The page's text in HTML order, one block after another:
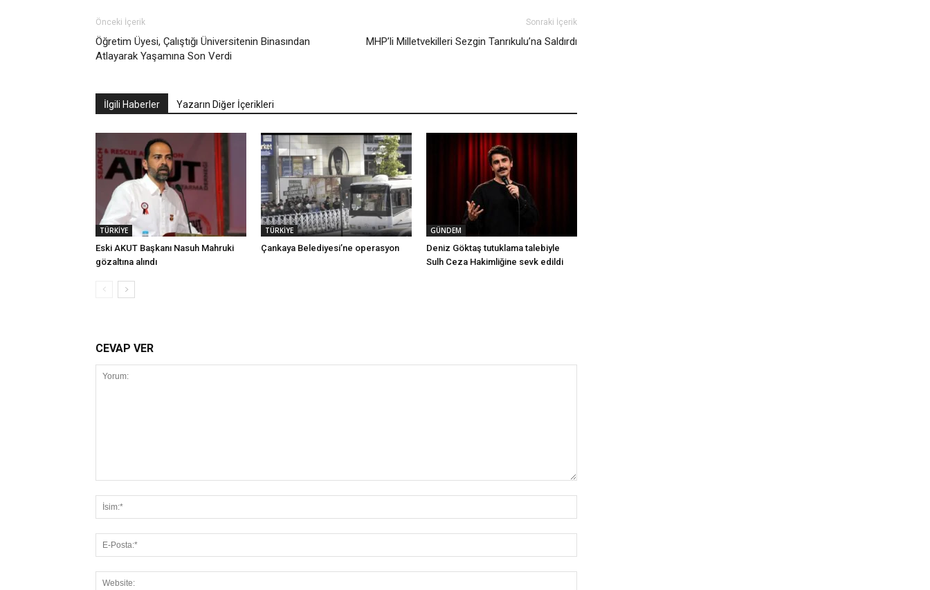
Önceki İçerik
Öğretim Üyesi, Çalıştığı Üniversitenin Binasından
Atlayarak Yaşamına Son Verdi
Sonraki İçerik
MHP’li Milletvekilleri Sezgin Tanrıkulu’na Saldırdı
İlgili Haberler Yazarın Diğer İçerikleri
TÜRKİYE
Eski AKUT Başkanı Nasuh Mahruki
gözaltına alındı
TÜRKİYE
Çankaya Belediyesi’ne operasyon
GÜNDEM
Deniz Göktaş tutuklama talebiyle
Sulh Ceza Hakimliğine sevk edildi
CEVAP VER